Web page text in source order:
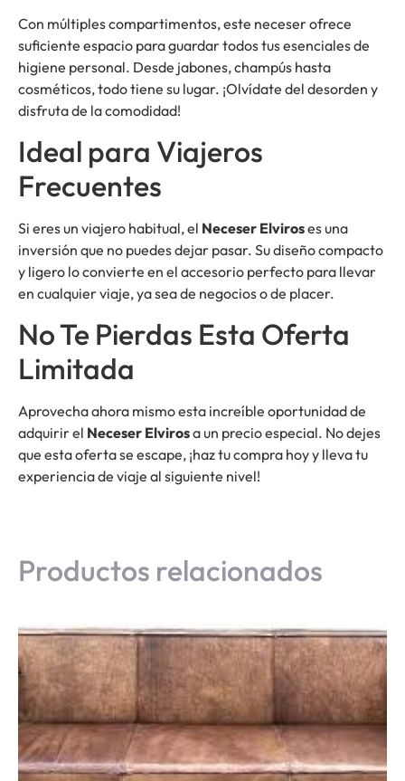
Con múltiples compartimentos, este neceser ofrece
suficiente espacio para guardar todos tus esenciales de
higiene personal. Desde jabones, champús hasta
cosméticos, todo tiene su lugar. ¡Olvídate del desorden y
disfruta de la comodidad!
Ideal para Viajeros
Frecuentes
Si eres un viajero habitual, el Neceser Elviroses una
inversión que no puedes dejar pasar. Su diseño compacto
y ligero lo convierte en el accesorio perfecto para llevar
en cualquier viaje, ya sea de negocios o de placer.
No Te Pierdas Esta Oferta
Limitada
Aprovecha ahora mismo esta increíble oportunidad de
adquirir el Neceser Elvirosa un precio especial. No dejes
que esta oferta se escape, ¡haz tu compra hoy y lleva tu
experiencia de viaje al siguiente nivel!
Productos relacionados